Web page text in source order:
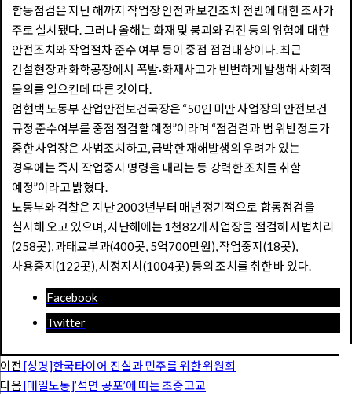
합동점검은 지난 해까지 작업장 안전과 보건조치 전반에 대한 조사가
주로 실시됐다. 그러나 올해는 화재 및 붕괴와 감전 등의 위험에 대한
안전조치와 작업절차 준수 여부 등이 중점 점검대상이다. 최근
건설현장과 화학공장에서 폭발·화재사고가 빈번하게 발생해 사회적
물의를 일으킨데 따른 것이다.
엄현택 노동부 산업안전보건국장은 “50인 미만 사업장의 안전보건
규정 준수여부를 중점 점검할 예정”이라며 “점검결과 법 위반정도가
중한 사업장은 사법조치하고, 급박한 재해발생의 우려가 있는
경우에는 즉시 작업중지 명령을 내리는 등 강력한 조치를 취할
예정”이라고 밝혔다.
노동부와 검찰은 지난 2003년부터 매년 정기적으로 합동점검을
실시해 오고 있으며, 지난해에는 1천82개 사업장을 점검해 사법처리
(258곳), 과태료부과(400곳, 5억700만원), 작업중지(18곳),
사용중지(122곳), 시정지시(1004곳) 등의 조치를 취한 바 있다.
Facebook
Twitter
이전 [성명]한국타이어 진실과 민주를 위한 위원회
다음[매일노동]’석면 공포’에 떠는 초중고교